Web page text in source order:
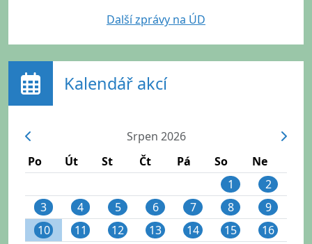
Další zprávy na ÚD
Kalendář akcí
Srpen 2026
Po
Út St Čt Pá So
Ne
1
2
3
4 5 6 7 8
9
10
11 12 13 14 15
16